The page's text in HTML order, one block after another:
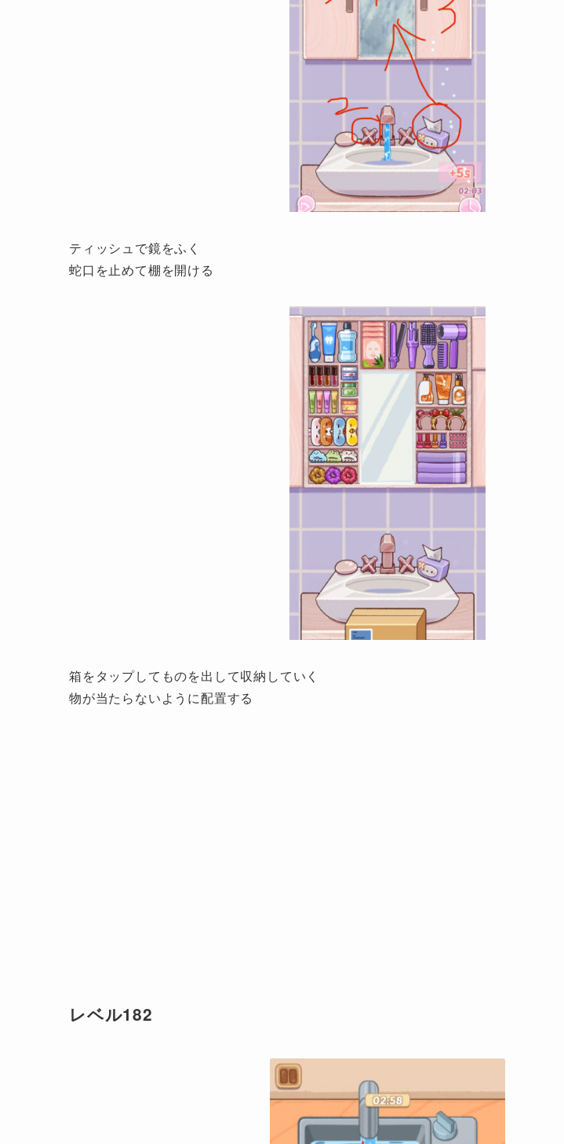
ティッシュで鏡をふく
蛇口を止めて棚を開ける
箱をタップしてものを出して収納していく
物が当たらないように配置する
レベル182